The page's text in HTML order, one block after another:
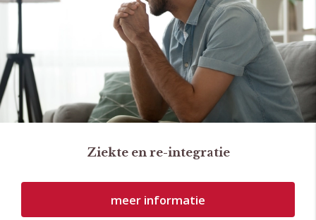
Ziekte en re-integratie
meer informatie